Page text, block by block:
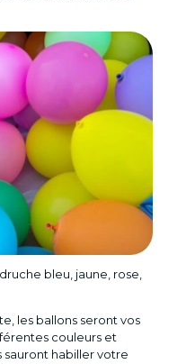
bleu, jaune, rose,
les ballons seront vos
couleurs et
sauront habiller votre